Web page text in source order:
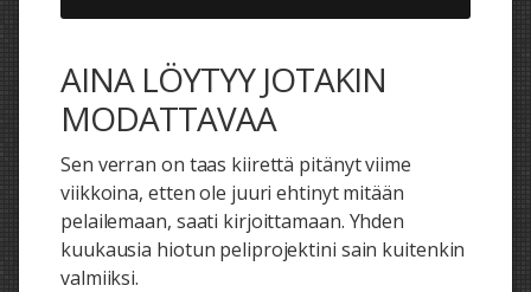
AINA LÖYTYY JOTAKIN
MODATTAVAA
Sen verran on taas kiirettä pitänyt viime
viikkoina, etten ole juuri ehtinyt mitään
pelailemaan, saati kirjoittamaan. Yhden
kuukausia hiotun peliprojektini sain kuitenkin
valmiiksi.